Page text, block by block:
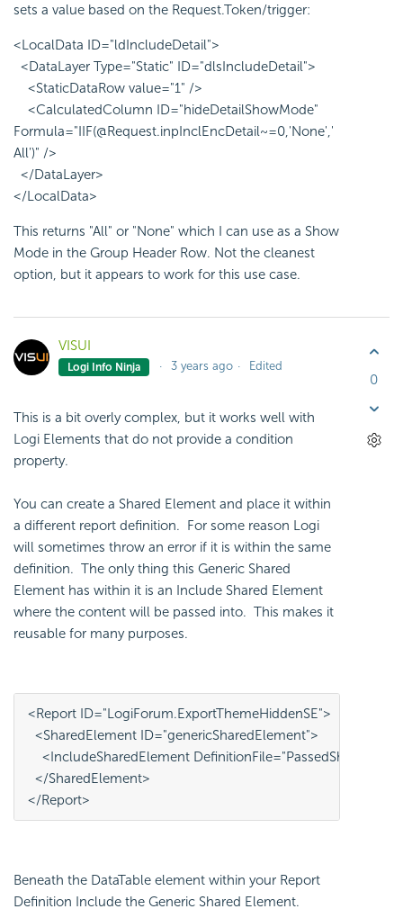
sets a value based on the Request.Token/trigger:
<LocalData ID="ldIncludeDetail">
<DataLayer Type="Static" ID="dlsIncludeDetail">
<StaticDataRow value="1" />
<CalculatedColumn ID="hideDetailShowMode"
Formula="IIF(@Request.inpInclEncDetail~=0,'None','
All')" />
</DataLayer>
</LocalData>
This returns "All" or "None" which I can use as a Show
Mode in the Group Header Row. Not the cleanest
option, but it appears to work for this use case.
VISUI
Logi Info Ninja 3 years ago Edited
This is a bit overly complex, but it works well with
Logi Elements that do not provide a condition
property.
You can create a Shared Element and place it within
a different report definition. For some reason Logi
will sometimes throw an error if it is within the same
definition. The only thing this Generic Shared
Element has within it is an Include Shared Element
where the content will be passed into. This makes it
reusable for many purposes.
<Report ID="LogiForum.ExportThemeHiddenSE">
<SharedElement ID="genericSharedElement">
<IncludeSharedElement
</SharedElement>
</Report>
Beneath the DataTable element within your Report
Definition Include the Generic Shared Element.
0